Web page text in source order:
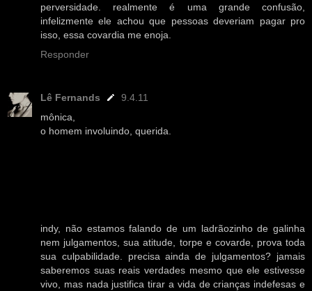
perversidade. realmente é uma grande confusão,
infelizmente ele achou que pessoas deveriam pagar pro
isso, essa covardia me enoja.
Responder
Lê Fernands
9.4.11
mônica,
o homem involuindo, querida.
indy, não estamos falando de um ladrãozinho de galinha
nem julgamentos, sua atitude, torpe e covarde, prova toda
sua culpabilidade. precisa ainda de julgamentos? jamais
saberemos suas reais verdades mesmo que ele estivesse
vivo, mas nada justifica tirar a vida de crianças indefesas e